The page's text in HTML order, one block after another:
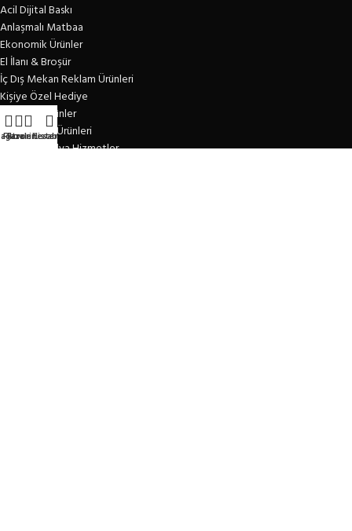
Acil Dijital Baskı
Anlaşmalı Matbaa
Ekonomik Ürünler
El İlanı & Broşür
İç Dış Mekan Reklam Ürünleri
Kişiye Özel Hediye
Kurumsal Ürünler
Promosyon Ürünleri
Tasarım Medya Hizmetler
Filtreler
Favori Listem
Hesabım